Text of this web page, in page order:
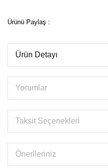
Ürünü Paylaş :
Ürün Detayı
Yorumlar
Taksit Seçenekleri
Önerileriniz